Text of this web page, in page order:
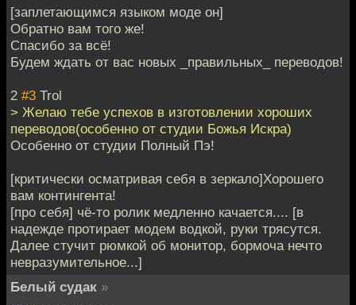
[заплетающимся языком моде он]
Обратно вам того же!
Спасибо за всё!
Будем ждать от вас новых _правильных_ переводов!
2 #3 Trol
> Желаю тебе успехов в изготовлении хороших
переводов(особенно от студии Божья Искра)
Особенно от студии Полный Пэ!
[критически осматривая себя в зеркало]Хорошего
вам контингента!
[про себя] чё-то ролик медленно качается.... [в
надежде протирает модем водкой, руки трясутся.
Далее стучит рюмкой об монитор, бормоча нечто
невразумительное...]
Белый судак »